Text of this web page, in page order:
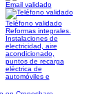
Email validado
Teléfono validado
Reformas integrales.
Instalaciones de
electricidad, aire
acondicionado,
puntos de recarga
eléctrica de
automóviles e